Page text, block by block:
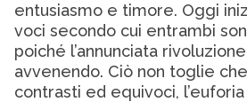
entusiasmo e timore. Oggi
voci secondo cui entrambi
poiché l’annunciata
avvenendo. Ciò non toglie
contrasti ed equivoci,